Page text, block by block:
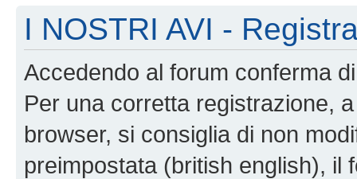
I NOSTRI AVI -
Accedendo al forum conferma
Per una corretta registrazione,
browser, si consiglia di non
preimpostata (british english), il